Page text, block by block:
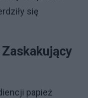
się
papież